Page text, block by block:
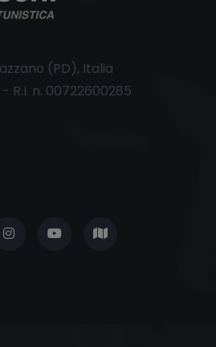
(PD), Italia
R.I. n. 00722600285